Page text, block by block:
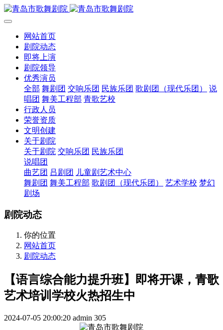
网站首页
剧院动态
即将上演
剧院领导
优秀演员
全部 舞剧团 交响乐团 民族乐团 歌剧团（现代乐团）
说
唱团 舞美工程部 青歌艺校
行政人员
荣誉资质
文明创建
关于剧院
关于剧院 交响乐团 民族乐团
说唱团
曲艺团 吕剧团
儿童剧艺术中心
舞剧团 舞美工程部 歌剧团（现代乐团） 艺术学校 梦幻
剧场
剧院动态
你的位置
网站首页
剧院动态
【语言综合能力提升班】即将开课，青歌
艺术培训学校火热招生中
2024-07-05 20:00:20 admin 305